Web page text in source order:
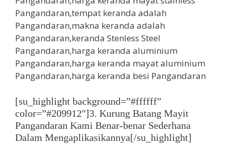
[su_highlight background=”#ffffff”
color=”#209912″]3. Kurung Batang Mayit
Pangandaran Kami Benar-benar Sederhana
Dalam Mengaplikasikannya[/su_highlight]